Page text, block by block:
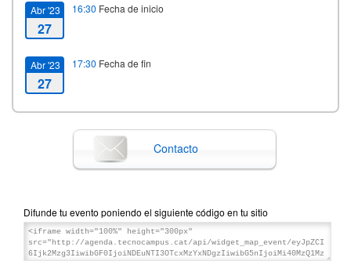
Abr '23
27
16:30 Fecha de inicio
Abr '23
27
17:30 Fecha de fin
Contacto
Difunde tu evento poniendo el siguiente código en tu sitio